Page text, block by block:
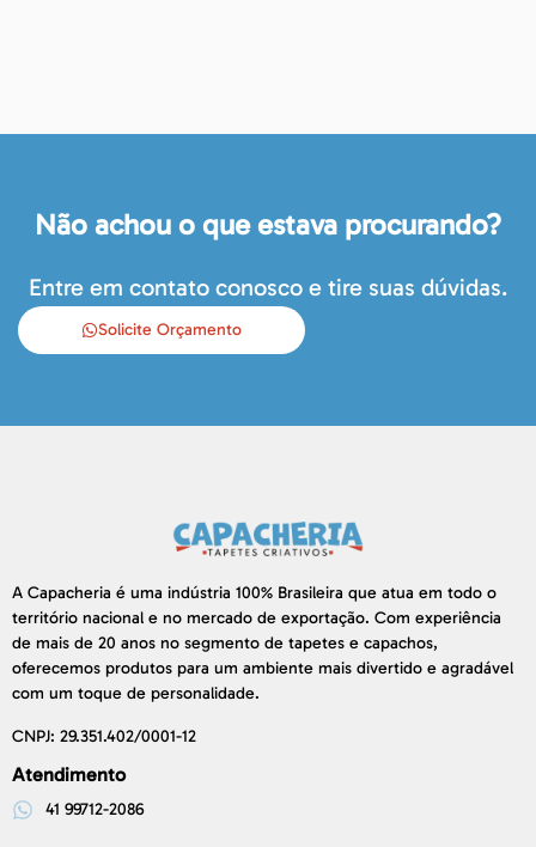
Não achou o que estava procurando?
Entre em contato conosco e tire suas dúvidas.
Solicite Orçamento
A Capacheria é uma indústria 100% Brasileira que atua em todo o
território nacional e no mercado de exportação. Com experiência
de mais de 20 anos no segmento de tapetes e capachos,
oferecemos produtos para um ambiente mais divertido e agradável
com um toque de personalidade.
CNPJ: 29.351.402/0001-12
Atendimento
41 99712-2086